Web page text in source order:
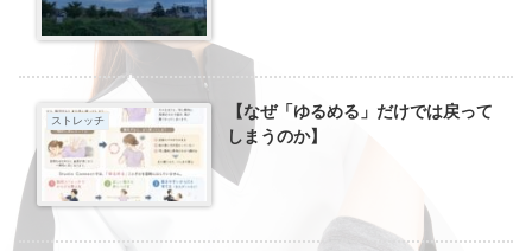
ストレッチ
【なぜ「ゆるめる」だけでは戻って
しまうのか】